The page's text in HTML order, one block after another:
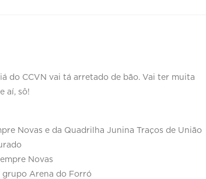
do CCVN vai tá arretado de bão. Vai ter muita
aí, sô!
Novas e da Quadrilha Junina Traços de União
Novas
grupo Arena do Forró